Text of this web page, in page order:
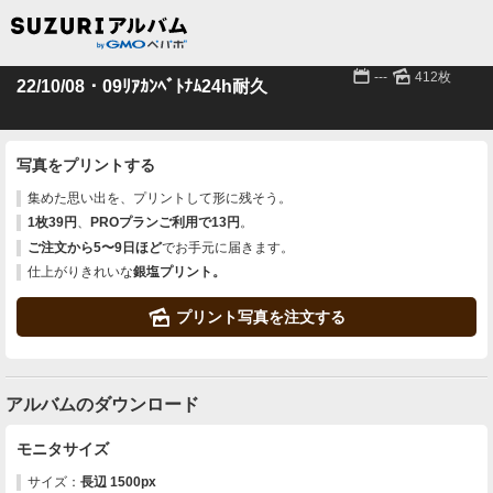
22/10/08・09ﾘｱｶﾝﾍﾞﾄﾅﾑ24h耐久 📅 --- 🌄 412枚
写真をプリントする
集めた思い出を、プリントして形に残そう。
1枚39円 、 PROプランご利用で13円 。
ご注文から5〜9日ほどでお手元に届きます。
仕上がりきれいな銀塩プリント。
🌄 プリント写真を注文する
アルバムのダウンロード
モニタサイズ
サイズ： 長辺 1500px